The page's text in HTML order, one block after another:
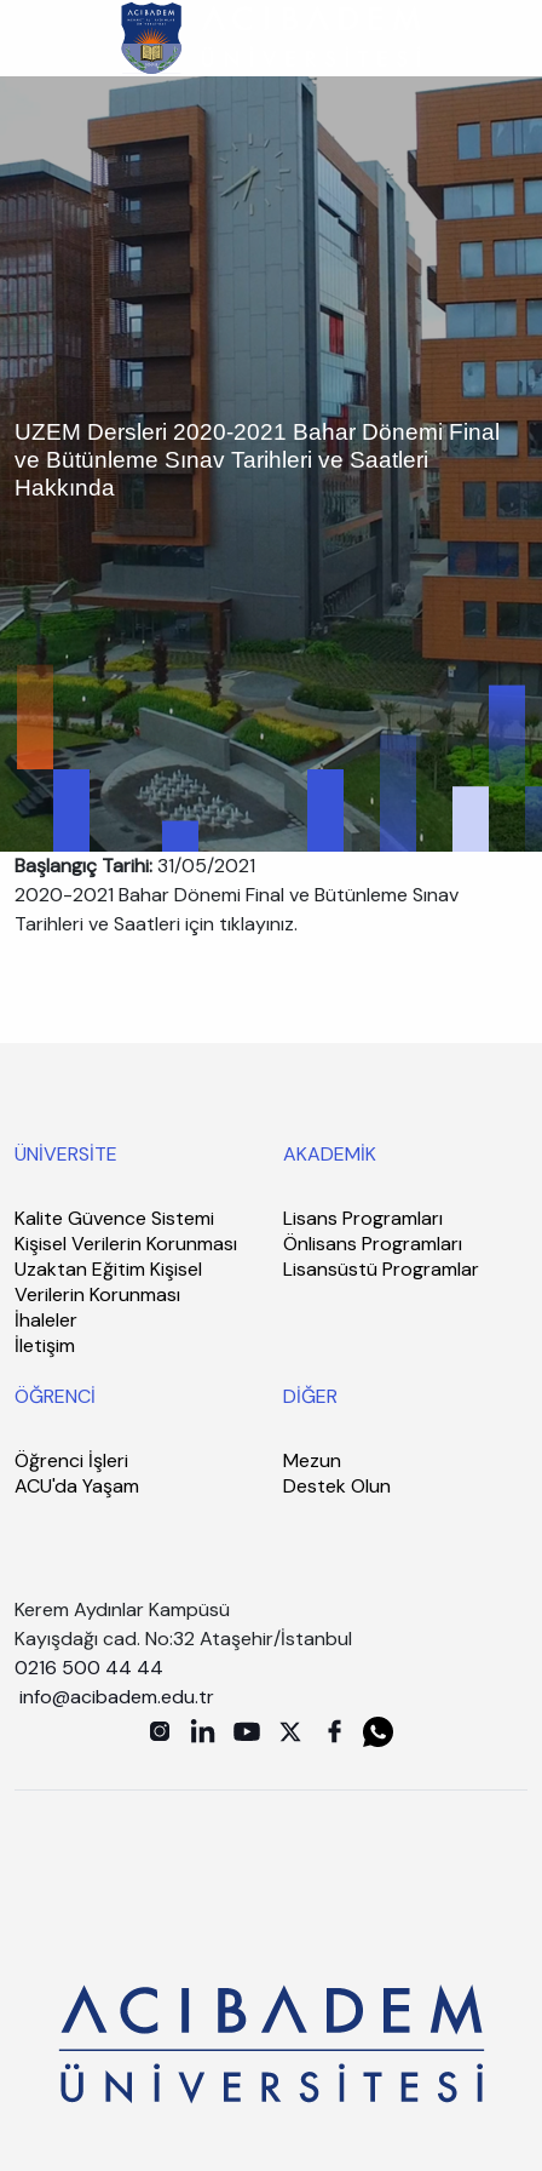
atla
UZEM Dersleri 2020-2021 Bahar Dönemi Final
ve Bütünleme Sınav Tarihleri ve Saatleri
Hakkında
Başlangıç Tarihi:31/05/2021
2020-2021 Bahar Dönemi Final ve Bütünleme Sınav
Tarihleri ve Saatleri için tıklayınız.
ÜNİVERSİTE
Kalite Güvence Sistemi
Kişisel Verilerin Korunması
Uzaktan Eğitim Kişisel
Verilerin Korunması
İhaleler
İletişim
AKADEMİK
Lisans Programları
Önlisans Programları
Lisansüstü Programlar
ÖĞRENCİ
Öğrenci İşleri
ACU'da Yaşam
DİĞER
Mezun
Destek Olun
Kerem Aydınlar Kampüsü
Kayışdağı cad. No:32 Ataşehir/İstanbul
0216 500 44 44
info@acibadem.edu.tr